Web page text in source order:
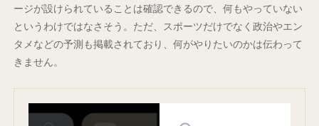
ージが設けられていることは確認できるので、何もやっていない
というわけではなさそう。ただ、スポーツだけでなく政治やエン
タメなどの予測も掲載されており、何がやりたいのかは伝わって
きません。